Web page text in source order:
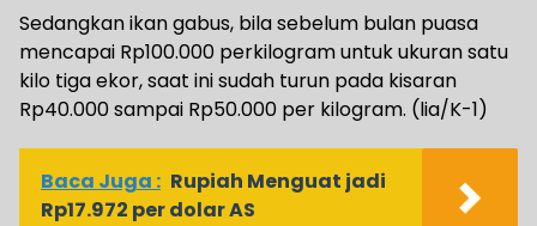
Sedangkan ikan gabus, bila sebelum bulan puasa
mencapai Rp100.000 perkilogram untuk ukuran satu
kilo tiga ekor, saat ini sudah turun pada kisaran
Rp40.000 sampai Rp50.000 per kilogram. (lia/K-1)
Baca Juga : Rupiah Menguat jadi
Rp17.972 per dolar AS